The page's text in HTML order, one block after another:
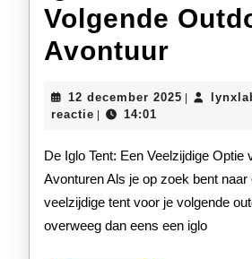
Volgende
Avontuur
van
de
Iglo
Tent
12 december 2025 12
reactie
14:01
De Iglo Tent: Een Veelzijdige Optie voor Outdoor
Avonturen Als je op zoek bent
veelzijdige tent voor je volgende
overweeg dan eens een iglo